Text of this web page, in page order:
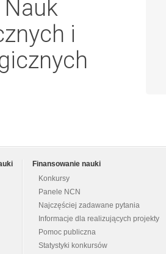
Nauk
i
Finansowanie nauki
Konkursy
Panele NCN
Najczęściej zadawane pytania
Informacje dla realizujących projekty
Pomoc publiczna
Statystyki konkursów